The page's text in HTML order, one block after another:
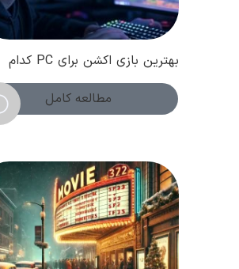
بهترین بازی اکشن برای PC کدام
است؟ ( فروردین 1404 )
مطالعه کامل